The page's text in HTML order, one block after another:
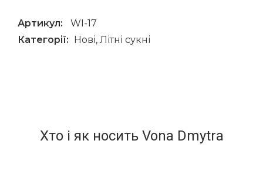
Артикул:
WI-17
Категорії: Нові, Літні сукні
Хто і як носить Vona Dmytra